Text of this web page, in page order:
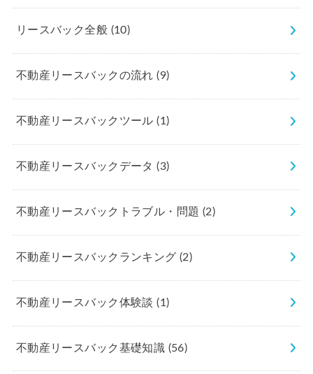
リースバック全般 (10)
不動産リースバックの流れ(9)
不動産リースバックツール(1)
不動産リースバックデータ(3)
不動産リースバックトラブル・問題 (2)
不動産リースバックランキング(2)
不動産リースバック体験談(1)
不動産リースバック基礎知識 (56)